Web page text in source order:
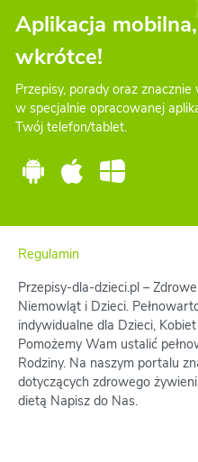
Aplikacja
wkrótce!
Przepisy, porady oraz znacznie
w specjalnie opracowanej
Twój telefon/tablet.
Regulamin
Przepisy-dla-dzieci.pl –
Niemowląt i Dzieci.
indywidualne dla Dzieci,
Pomożemy Wam ustalić
Rodziny. Na naszym portalu
dotyczących zdrowego
dietą Napisz do Nas.